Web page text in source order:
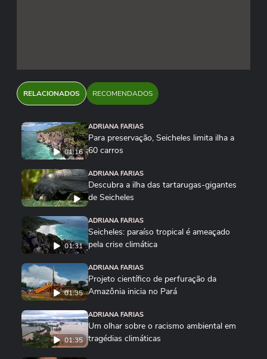
RELACIONADOS RECOMENDADOS
01:16
ADRIANA FARIAS
Para preservação, Seicheles limita ilha a
60 carros
ADRIANA FARIAS
Descubra a ilha das tartarugas-gigantes
de Seicheles
01:31
ADRIANA FARIAS
Seicheles: paraíso tropical é ameaçado
pela crise climática
01:35
ADRIANA FARIAS
Projeto científico de perfuração da
Amazônia inicia no Pará
01:35
ADRIANA FARIAS
Um olhar sobre o racismo ambiental em
tragédias climáticas